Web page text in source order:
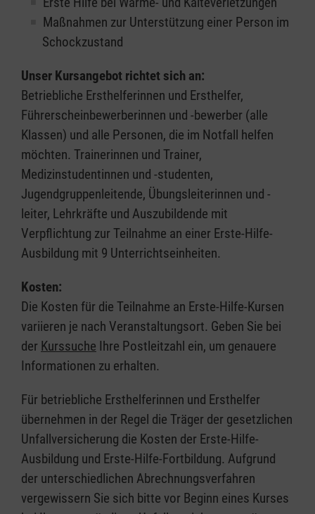
Maßnahmen zur Unterstützung einer Person im
Schockzustand
Unser Kursangebot richtet sich an:
Betriebliche Ersthelferinnen und Ersthelfer,
Führerscheinbewerberinnen und -bewerber (alle
Klassen) und alle Personen, die im Notfall helfen
möchten. Trainerinnen und Trainer,
Medizinstudentinnen und -studenten,
Jugendgruppenleitende, Übungsleiterinnen und -
leiter, Lehrkräfte und Auszubildende mit
Verpflichtung zur Teilnahme an einer Erste-Hilfe-
Ausbildung mit 9 Unterrichtseinheiten.
Kosten:
Die Kosten für die Teilnahme an Erste-Hilfe-Kursen
variieren je nach Veranstaltungsort. Geben Sie bei
der Kurssuche Ihre Postleitzahl ein, um genauere
Informationen zu erhalten.
Für betriebliche Ersthelferinnen und Ersthelfer
übernehmen in der Regel die Träger der gesetzlichen
Unfallversicherung die Kosten der Erste-Hilfe-
Ausbildung und Erste-Hilfe-Fortbildung. Aufgrund
der unterschiedlichen Abrechnungsverfahren
vergewissern Sie sich bitte vor Beginn eines Kurses